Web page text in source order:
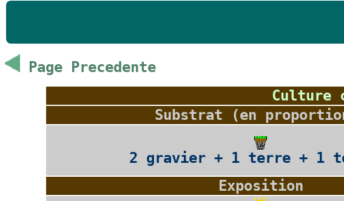
Page Precedente
Culture
Substrat (en
2 gravier + 1 terre + 1
Exposition